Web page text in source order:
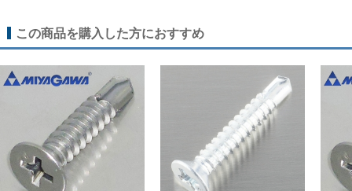
この商品を購入した方におすすめ